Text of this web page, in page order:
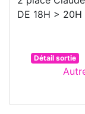
DE 18H > 20H
Détail sortie